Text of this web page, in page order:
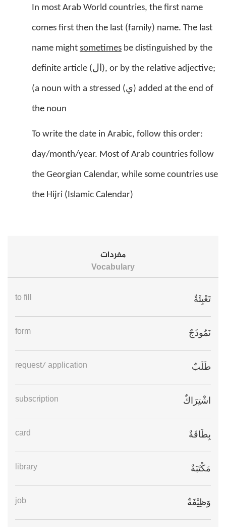
In most Arab World countries, the first name
comes first then the last (family) name. The last
name might sometimes be distinguished by the
definite article (ال ), or by the relative adjective;
(a noun with a stressed (ي) added at the end of
the noun
To write the date in Arabic, follow this order:
day/month/year. Most of Arab countries follow
the Georgian Calendar, while some countries use
the Hijri (Islamic Calendar)
مفردات
Vocabulary
تَعْبِئَةٌ to fill
نَمُوذَجٌ form
طَلَبٌ request/ application
اشْتِرَاكٌ subscription
بِطَاقَةٌ card
مَكْتَبَةٌ library
وَظِيْفَةٌ job